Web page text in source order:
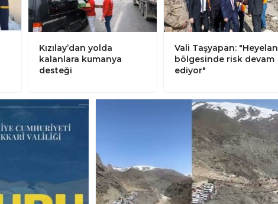
Kızılay’dan yolda
kalanlara kumanya
desteği
Vali Taşyapan: "Heyelan
bölgesinde risk devam
ediyor"